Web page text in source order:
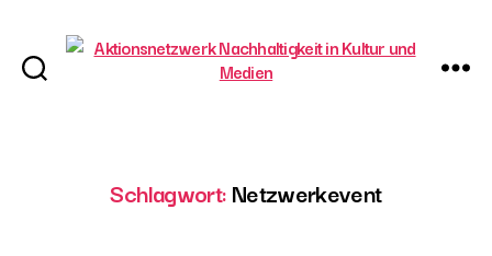
Kultur
und
Schlagwort:Netzwerkevent